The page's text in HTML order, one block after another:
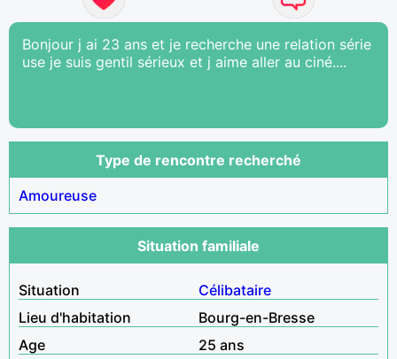
Bonjour j ai 23 ans et je recherche une relation série
use je suis gentil sérieux et j aime aller au ciné....
Type de rencontre recherché
Amoureuse
Situation familiale
Situation
Célibataire
Lieu d'habitation
Bourg-en-Bresse
Age
25 ans